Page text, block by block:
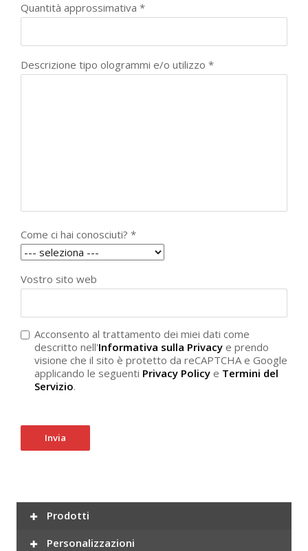
Quantità approssimativa *
Descrizione tipo ologrammi e/o utilizzo *
Come ci hai conosciuti? *
Vostro sito web
Acconsento al trattamento dei miei dati come
descritto nell'Informativa sulla Privacy e prendo
visione che il sito è protetto da reCAPTCHA e Google
applicando le seguenti Privacy Policy e Termini del
Servizio.
Invia
Prodotti
Personalizzazioni